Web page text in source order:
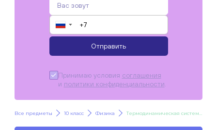
▼
Отправить
Принимаю условия соглашения
и политики конфиденциальности
Все предметы 10 класс Физика Термодинамическая система. Внутренняя энергия и способы её изменения. Температура и тепловое равновесие